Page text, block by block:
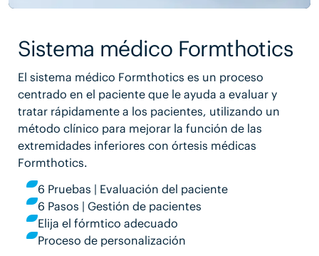
Sistema médico Formthotics
El sistema médico Formthotics es un proceso
centrado en el paciente que le ayuda a evaluar y
tratar rápidamente a los pacientes, utilizando un
método clínico para mejorar la función de las
extremidades inferiores con órtesis médicas
Formthotics.
6 Pruebas | Evaluación del paciente
6 Pasos | Gestión de pacientes
Elija el fórmtico adecuado
Proceso de personalización